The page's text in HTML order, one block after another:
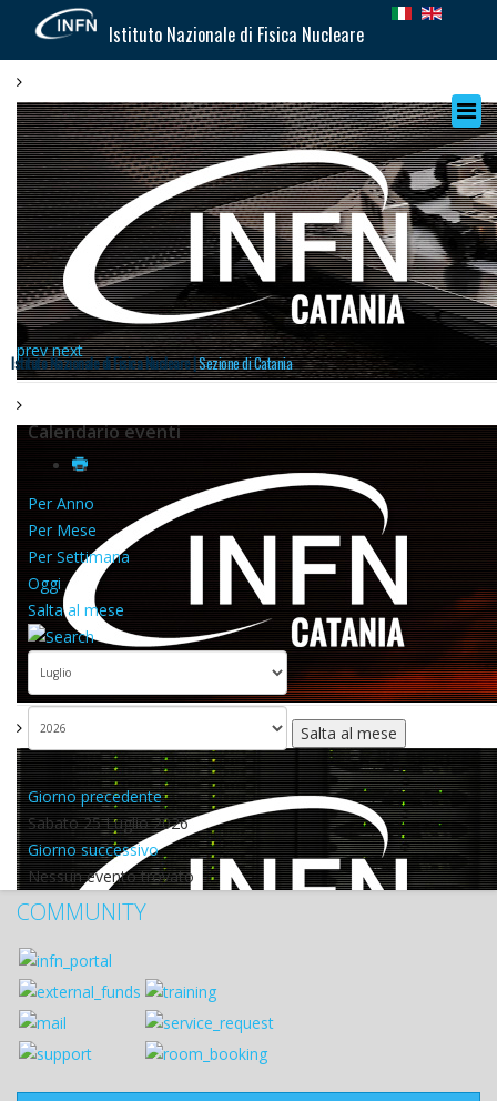
Istituto Nazionale di Fisica Nucleare
prev next
Istituto Nazionale di Fisica Nucleare |Sezione di Catania
Calendario eventi
Per Anno
Per Mese
Per Settimana
Oggi
Salta al mese
Salta al mese
Giorno precedente
Sabato 25 Luglio 2026
Giorno successivo
Nessun evento trovato
COMMUNITY